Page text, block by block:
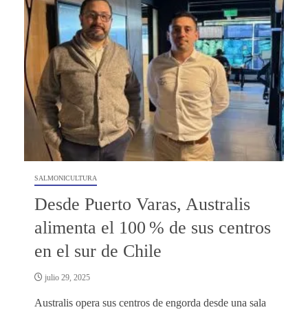
SALMONICULTURA
Desde Puerto Varas, Australis
alimenta el 100 % de sus centros
en el sur de Chile
julio 29, 2025
Australis opera sus centros de engorda desde una sala